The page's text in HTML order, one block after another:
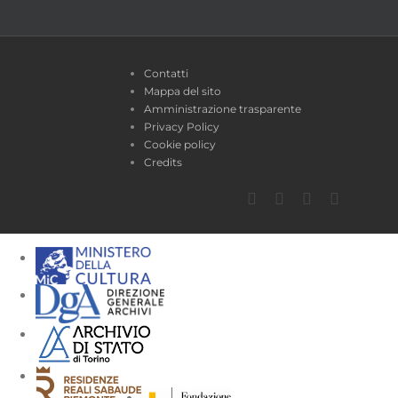
Contatti
Mappa del sito
Amministrazione trasparente
Privacy Policy
Cookie policy
Credits
Facebook
TwitterYouTube